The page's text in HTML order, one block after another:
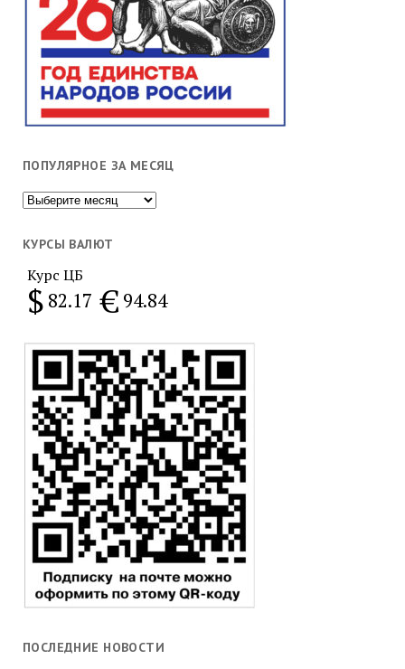
ПОПУЛЯРНОЕ ЗА МЕСЯЦ
Популярное
месяц
КУРСЫ ВАЛЮТ
Курс ЦБ
$ 82.17 € 94.84
ПОСЛЕДНИЕ НОВОСТИ